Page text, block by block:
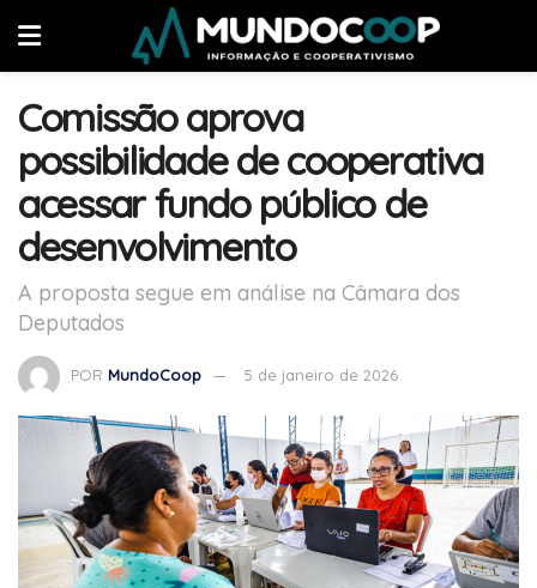
Comissão aprova
possibilidade de cooperativa
acessar fundo público de
desenvolvimento
A proposta segue em análise na Câmara dos
Deputados
POR MundoCoop 5 de janeiro de 2026